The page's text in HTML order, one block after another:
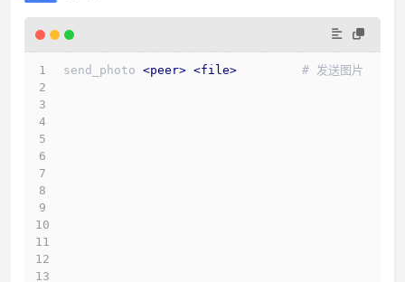
send_photo <peer> <file>
         # 发送图片